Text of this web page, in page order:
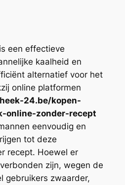
een effectieve
kaalheid en
alternatief voor het
online platformen
24.be/kopen-
online-zonder-recept
eenvoudig en
tot deze
recept. Hoewel er
zijn, wegen de
gebruikers zwaarder,